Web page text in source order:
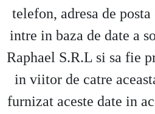
telefon, adresa de
intre in baza de date a
Raphael S.R.L si sa fie
in viitor de catre
furnizat aceste date in